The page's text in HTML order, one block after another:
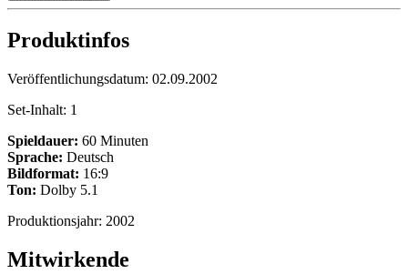
Produktinfos
Veröffentlichungsdatum: 02.09.2002
Set-Inhalt: 1
Spieldauer: 60 Minuten
Sprache: Deutsch
Bildformat: 16:9
Ton: Dolby 5.1
Produktionsjahr: 2002
Mitwirkende